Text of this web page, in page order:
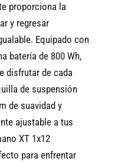
proporciona la
y regresar
Equipado con
batería de 800 Wh,
disfrutar de cada
de suspensión
de suavidad y
ajustable a tus
XT 1x12
para enfrentar